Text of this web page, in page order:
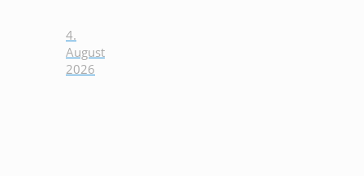
4.
August
2026